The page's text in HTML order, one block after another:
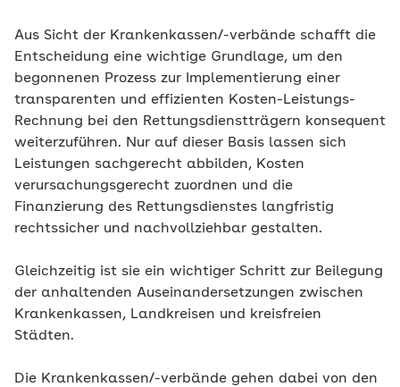
Aus Sicht der Krankenkassen/-verbände schafft die
Entscheidung eine wichtige Grundlage, um den
begonnenen Prozess zur Implementierung einer
transparenten und effizienten Kosten-Leistungs-
Rechnung bei den Rettungsdienstträgern konsequent
weiterzuführen. Nur auf dieser Basis lassen sich
Leistungen sachgerecht abbilden, Kosten
verursachungsgerecht zuordnen und die
Finanzierung des Rettungsdienstes langfristig
rechtssicher und nachvollziehbar gestalten.
Gleichzeitig ist sie ein wichtiger Schritt zur Beilegung
der anhaltenden Auseinandersetzungen zwischen
Krankenkassen, Landkreisen und kreisfreien
Städten.
Die Krankenkassen/-verbände gehen dabei von den